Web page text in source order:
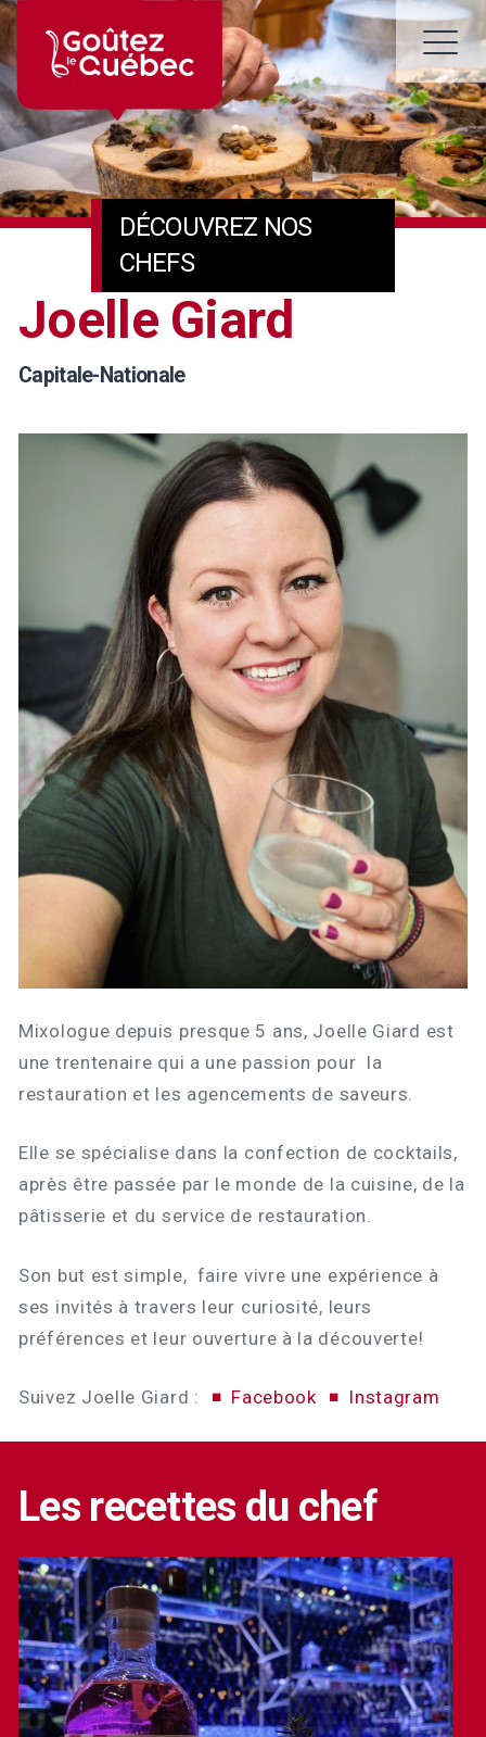
Skip
to
content
DÉCOUVREZ NOS
CHEFS
Joelle Giard
Capitale-Nationale
Mixologue depuis presque 5 ans, Joelle Giard est
une trentenaire qui a une passion pour la
restauration et les agencements de saveurs.
Elle se spécialise dans la confection de cocktails,
après être passée par le monde de la cuisine, de la
pâtisserie et du service de restauration.
Son but est simple, faire vivre une expérience à
ses invités à travers leur curiosité, leurs
préférences et leur ouverture à la découverte!
Suivez Joelle Giard : Facebook Instagram
Les recettes du chef